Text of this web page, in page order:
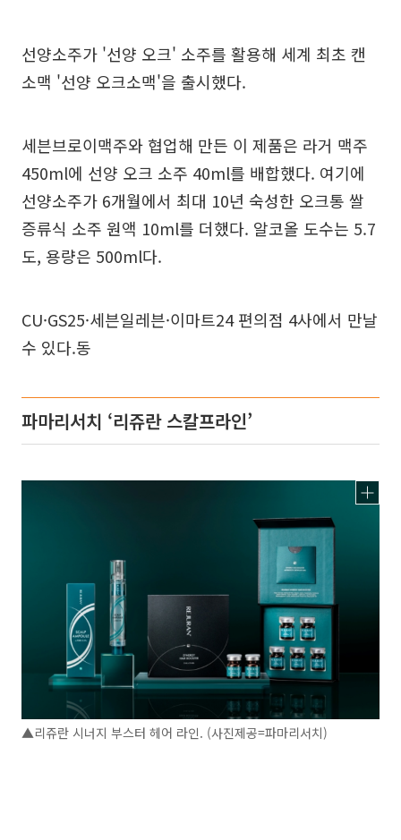
선양소주가 '선양 오크' 소주를 활용해 세계 최초 캔
소맥 '선양 오크소맥'을 출시했다.
세븐브로이맥주와 협업해 만든 이 제품은 라거 맥주
450ml에 선양 오크 소주 40ml를 배합했다. 여기에
선양소주가 6개월에서 최대 10년 숙성한 오크통 쌀
증류식 소주 원액 10ml를 더했다. 알코올 도수는 5.7
도, 용량은 500ml다.
CU·GS25·세븐일레븐·이마트24 편의점 4사에서 만날
수 있다.동
파마리서치 ‘리쥬란 스칼프라인’
▲리쥬란 시너지 부스터 헤어 라인. (사진제공=파마리서치)